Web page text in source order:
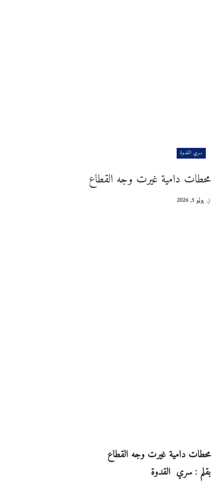
سري القدوة
محطات دامية غيرت وجه القطاع
في يوليو 5, 2026
محطات دامية غيرت وجه القطاع
بقلم : سري القدوة